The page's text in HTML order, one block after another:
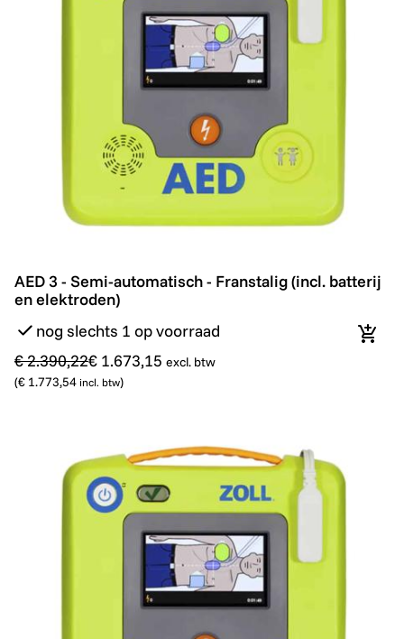
AED 3 - Semi-automatisch - Franstalig (incl. batterij en
AED 3 - Semi-automatisch - Franstalig (incl. batterij
en elektroden)
nog slechts 1 op voorraad
€ 2.390,22€ 1.673,15 excl. btw
(€ 1.773,54 incl. btw)
In